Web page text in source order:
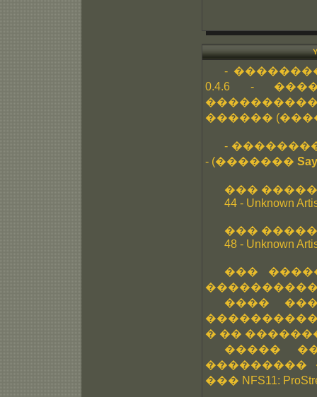
-
0.4.6 -
������
-
- (�������
���
44 - Unknown
���
48 - Unknown
���
����
� ��
�����
���������
��� NFS11: